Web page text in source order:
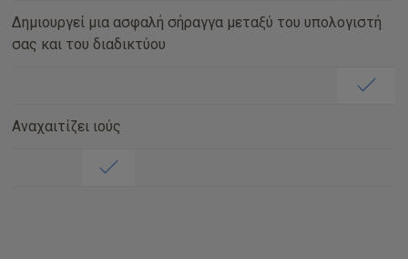
Δημιουργεί μια ασφαλή σήραγγα μεταξύ του υπολογιστή
σας και του διαδικτύου
Αναχαιτίζει ιούς